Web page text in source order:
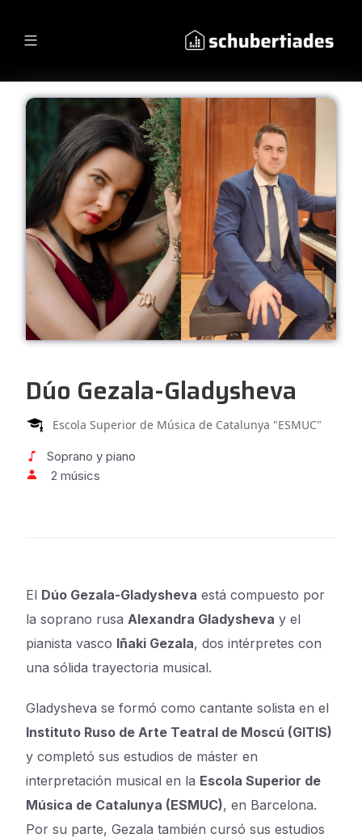
Dúo Gezala-Gladysheva
Escola Superior de Música de Catalunya "ESMUC"
Soprano y piano
2 músics
El Dúo Gezala-Gladysheva está compuesto por
la soprano rusa Alexandra Gladysheva y el
pianista vasco Iñaki Gezala, dos intérpretes con
una sólida trayectoria musical.
Gladysheva se formó como cantante solista en el
Instituto Ruso de Arte Teatral de Moscú (GITIS)
y completó sus estudios de máster en
interpretación musical en la Escola Superior de
Música de Catalunya (ESMUC), en Barcelona.
Por su parte, Gezala también cursó sus estudios